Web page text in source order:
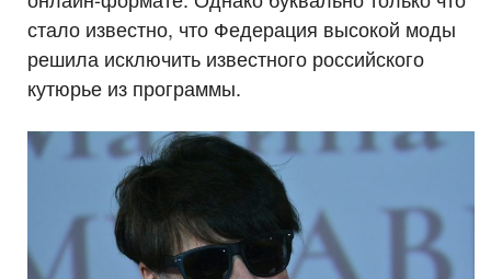
стало известно, что Федерация высокой моды
решила исключить известного российского
кутюрье из программы.